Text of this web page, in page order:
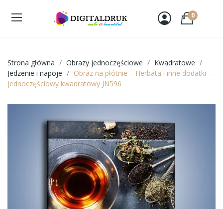
0
Strona główna Obrazy jednoczęściowe
Kwadratowe
Jedzenie i napoje
Obraz na płótnie – Herbata i inne dodatki –
jednoczęściowy kwadratowy JN596